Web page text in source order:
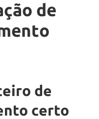
de
de
certo